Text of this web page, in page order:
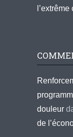
douleur
de